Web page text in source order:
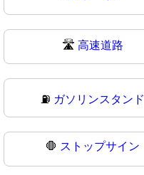
🛣高速道路
⛽ ガソリンスタンド
🛑 ストップサイン